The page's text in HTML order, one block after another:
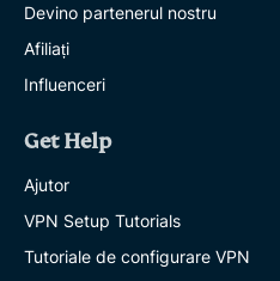
Devino partenerul nostru
Afiliați
Influenceri
Get Help
Ajutor
VPN Setup Tutorials
Tutoriale de configurare VPN